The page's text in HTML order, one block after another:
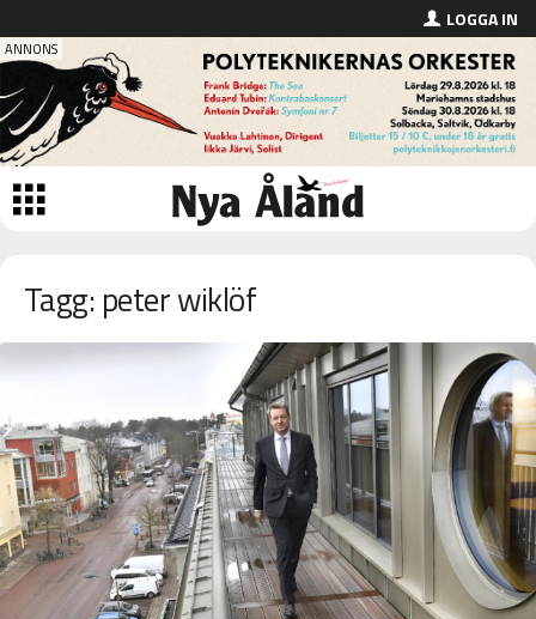
LOGGA IN
Tagg: peter wiklöf